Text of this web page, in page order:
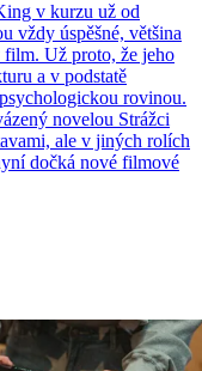
v kurzu už od
vždy úspěšné, většina
film. Už proto, že jeho
a v podstatě
rovinou.
novelou Strážci
ale v jiných rolích
dočká nové filmové